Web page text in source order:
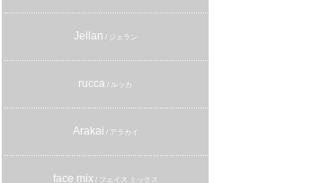
Jellan / ジェラン
rucca / ルッカ
Arakai / アラカイ
face mix/ フェイス ミックス